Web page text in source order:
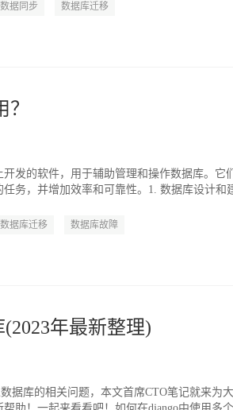
数据同步 数据库迁移
发的软件，用于辅助管理和操作数据库。它
务，并增加效率和可靠性。1. 数据库设计和
数据库迁移 数据库故障
年最新整理)
据库的相关问题，本文首席CTO笔记就来为